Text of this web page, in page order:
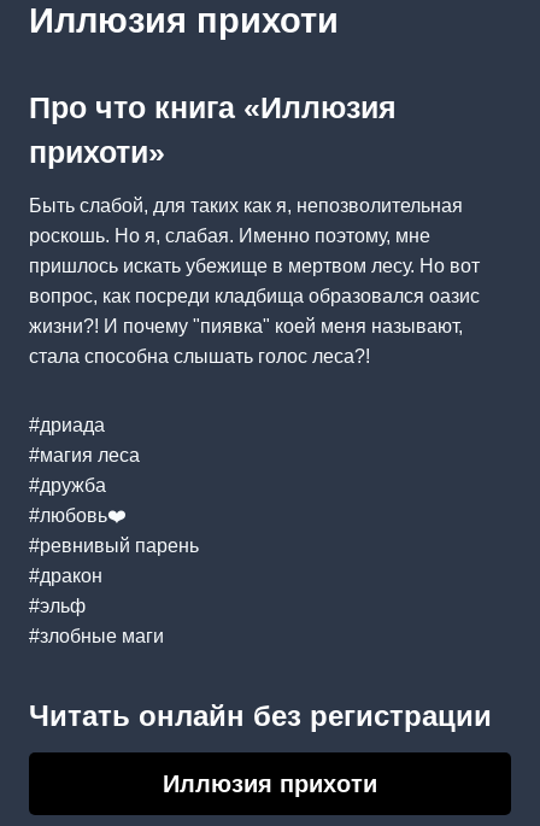
Иллюзия прихоти
Про что книга «Иллюзия
прихоти»
Быть слабой, для таких как я, непозволительная
роскошь. Но я, слабая. Именно поэтому, мне
пришлось искать убежище в мертвом лесу. Но вот
вопрос, как посреди кладбища образовался оазис
жизни?! И почему "пиявка" коей меня называют,
стала способна слышать голос леса?!
#дриада
#магия леса
#дружба
#любовь‍❤️‍
#ревнивый парень
#дракон
#эльф
#злобные маги
Читать онлайн без регистрации
Иллюзия прихоти